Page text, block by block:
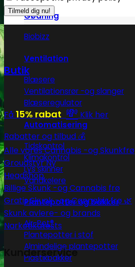
Gødning
Biobizz
Ventilation
Blæsere
Ventilationsrør -og slanger
Blæseregulator
Automatisering
Tidskontrol
Klimakontrol
Lys skinner
Vandkølere
Plantepotter og bakker
Air-Pot®
Plantepotter i stof
Almindelige plantepotter
Plastikbakker
Butik
Få 15% rabat 💸 Klik her
Rabatter og tilbud 💰
Alle vores Cannabis -og Skunkfrø
Groudstyr
Headshop
Billige Skunk -og Cannabis frø
Gratis Skunk -og Cannabis frø 🌿
Skunk avlere- og brands
Narkotikatests
Kunderservice